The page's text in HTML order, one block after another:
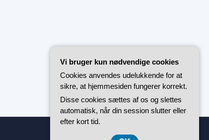
Vi bruger kun nødvendige cookies
Cookies anvendes udelukkende for at
sikre, at hjemmesiden fungerer korrekt.
Disse cookies sættes af os og slettes
automatisk, når din session slutter eller
efter kort tid.